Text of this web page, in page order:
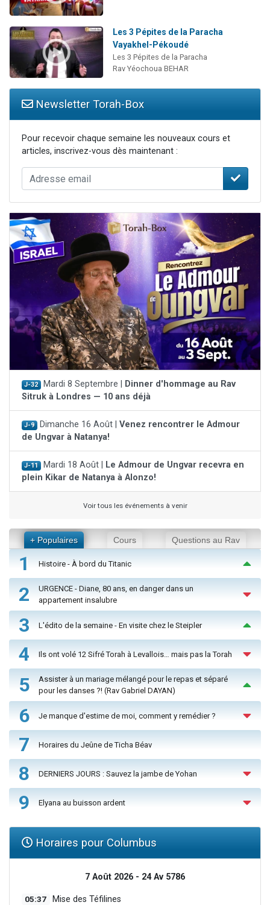
Les 3 Pépites de la Paracha
Vayakhel-Pékoudé
Les 3 Pépites de la Paracha
Rav Yéochoua BEHAR
Newsletter Torah-Box
Pour recevoir chaque semaine les nouveaux cours et
articles, inscrivez-vous dès maintenant :
J-32 Mardi 8 Septembre |
Dinner d'hommage au Rav
Sitruk à Londres — 10 ans déjà
J-9 Dimanche 16 Août | Venez rencontrer le Admour
de Ungvar à Natanya!
J-11 Mardi 18 Août |
Le Admour de Ungvar recevra en
plein Kikar de Natanya à Alonzo!
Voir tous les événements à venir
+ Populaires Cours Questions au Rav
1 Histoire - À bord du Titanic
2
URGENCE - Diane, 80 ans, en danger dans un
appartement insalubre
3 L'édito de la semaine - En visite chez le Steipler
4 Ils ont volé 12 Sifré Torah à Levallois… mais pas la Torah
5
Assister à un mariage mélangé pour le repas et séparé
pour les danses ?! (Rav Gabriel DAYAN)
6 Je manque d'estime de moi, comment y remédier ?
7 Horaires du Jeûne de Ticha Béav
8 DERNIERS JOURS : Sauvez la jambe de Yohan
9 Elyana au buisson ardent
Horaires pour Columbus
7 Août 2026 - 24 Av 5786
05:37 Mise des Téfilines